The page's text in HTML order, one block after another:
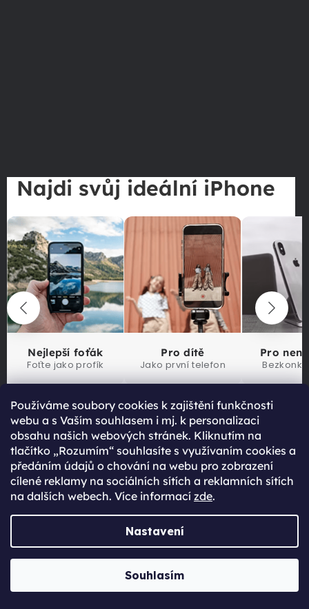
Používáme soubory cookies k zajištění funkčnosti
webu a s Vaším souhlasem i mj. k personalizaci
obsahu našich webových stránek. Kliknutím na
tlačítko „Rozumím“ souhlasíte s využívaním cookies a
předáním údajů o chování na webu pro zobrazení
cílené reklamy na sociálních sítích a reklamních sítích
na dalších webech. Více informací zde.
Nastavení
Souhlasím
Najdi svůj ideální iPhone
Nejlepší foťák
Foťte jako profík
Pro dítě
Jako první telefon
Pro
Na všechno zboží
dáváme záruku
VÍCE INFORMACÍ